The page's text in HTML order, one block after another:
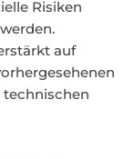
Risiken
auf
technischen